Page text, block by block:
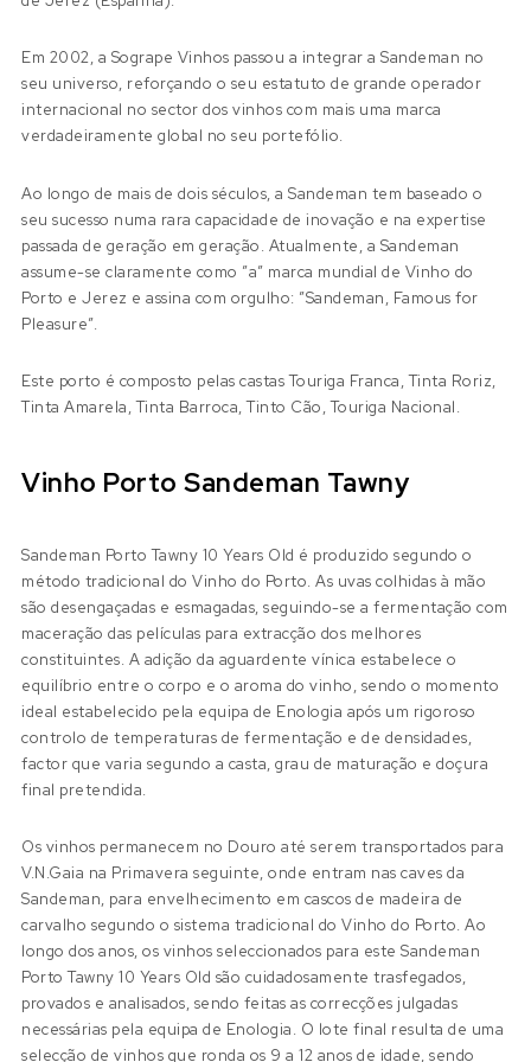
Em 2002, a Sogrape Vinhos passou a integrar a Sandeman no
seu universo, reforçando o seu estatuto de grande operador
internacional no sector dos vinhos com mais uma marca
verdadeiramente global no seu portefólio.
Ao longo de mais de dois séculos, a Sandeman tem baseado o
seu sucesso numa rara capacidade de inovação e na expertise
passada de geração em geração. Atualmente, a Sandeman
assume-se claramente como ”a” marca mundial de Vinho do
Porto e Jerez e assina com orgulho: ”Sandeman, Famous for
Pleasure”.
Este porto é composto pelas castas Touriga Franca, Tinta Roriz,
Tinta Amarela, Tinta Barroca, Tinto Cão, Touriga Nacional.
Vinho Porto Sandeman Tawny
Sandeman Porto Tawny 10 Years Old é produzido segundo o
método tradicional do Vinho do Porto. As uvas colhidas à mão
são desengaçadas e esmagadas, seguindo-se a fermentação com
maceração das películas para extracção dos melhores
constituintes. A adição da aguardente vínica estabelece o
equilíbrio entre o corpo e o aroma do vinho, sendo o momento
ideal estabelecido pela equipa de Enologia após um rigoroso
controlo de temperaturas de fermentação e de densidades,
factor que varia segundo a casta, grau de maturação e doçura
final pretendida.
Os vinhos permanecem no Douro até serem transportados para
V.N.Gaia na Primavera seguinte, onde entram nas caves da
Sandeman, para envelhecimento em cascos de madeira de
carvalho segundo o sistema tradicional do Vinho do Porto. Ao
longo dos anos, os vinhos seleccionados para este Sandeman
Porto Tawny 10 Years Old são cuidadosamente trasfegados,
provados e analisados, sendo feitas as correcções julgadas
necessárias pela equipa de Enologia. O lote final resulta de uma
selecção de vinhos que ronda os 9 a 12 anos de idade, sendo